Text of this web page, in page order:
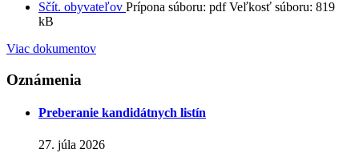
Sčít. obyvateľov Prípona súboru: pdf Veľkosť súboru: 819
kB
Viac dokumentov
Oznámenia
Preberanie kandidátnych listín
27. júla 2026